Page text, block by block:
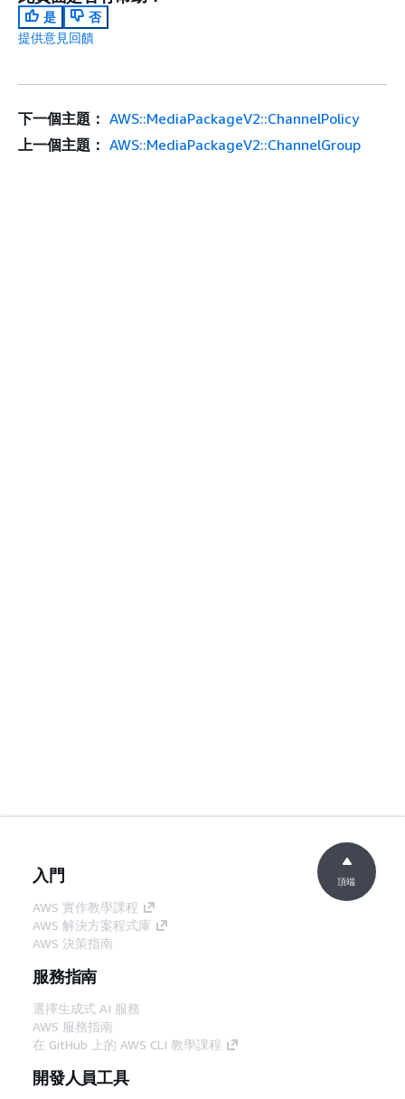
是
否
提供意見回饋
下一個主題： AWS::MediaPackageV2::ChannelPolicy
上一個主題： AWS::MediaPackageV2::ChannelGroup
入門
AWS 實作教學課程
AWS 解決方案程式庫
AWS 決策指南
服務指南
選擇生成式 AI 服務
AWS 服務指南
在 GitHub 上的 AWS CLI 教學課程
開發人員工具
頂端